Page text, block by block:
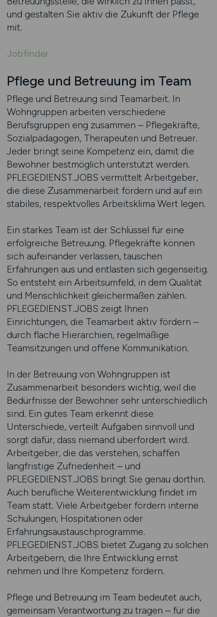
und gestalten Sie aktiv die Zukunft der Pflege
mit.
Jobfinder
Pflege und Betreuung im Team
Pflege und Betreuung sind Teamarbeit. In
Wohngruppen arbeiten verschiedene
Berufsgruppen eng zusammen – Pflegekräfte,
Sozialpädagogen, Therapeuten und Betreuer.
Jeder bringt seine Kompetenz ein, damit die
Bewohner bestmöglich unterstützt werden.
PFLEGEDIENST.JOBS vermittelt Arbeitgeber,
die diese Zusammenarbeit fördern und auf ein
stabiles, respektvolles Arbeitsklima Wert legen.
Ein starkes Team ist der Schlüssel für eine
erfolgreiche Betreuung. Pflegekräfte können
sich aufeinander verlassen, tauschen
Erfahrungen aus und entlasten sich gegenseitig.
So entsteht ein Arbeitsumfeld, in dem Qualität
und Menschlichkeit gleichermaßen zählen.
PFLEGEDIENST.JOBS zeigt Ihnen
Einrichtungen, die Teamarbeit aktiv fördern –
durch flache Hierarchien, regelmäßige
Teamsitzungen und offene Kommunikation.
In der Betreuung von Wohngruppen ist
Zusammenarbeit besonders wichtig, weil die
Bedürfnisse der Bewohner sehr unterschiedlich
sind. Ein gutes Team erkennt diese
Unterschiede, verteilt Aufgaben sinnvoll und
sorgt dafür, dass niemand überfordert wird.
Arbeitgeber, die das verstehen, schaffen
langfristige Zufriedenheit – und
PFLEGEDIENST.JOBS bringt Sie genau dorthin.
Auch berufliche Weiterentwicklung findet im
Team statt. Viele Arbeitgeber fördern interne
Schulungen, Hospitationen oder
Erfahrungsaustauschprogramme.
PFLEGEDIENST.JOBS bietet Zugang zu solchen
Arbeitgebern, die Ihre Entwicklung ernst
nehmen und Ihre Kompetenz fördern.
Pflege und Betreuung im Team bedeutet auch,
gemeinsam Verantwortung zu tragen – für die